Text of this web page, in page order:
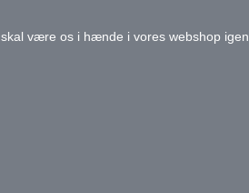
være os i hænde i vores webshop igen.